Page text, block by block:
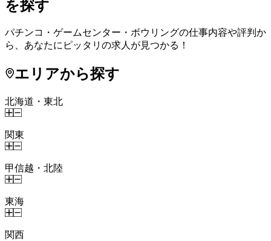
を探す
パチンコ・ゲームセンター・ボウリングの仕事内容や評判か
ら、あなたにピッタリの求人が見つかる！
エリアから探す
北海道・東北
関東
甲信越・北陸
東海
関西